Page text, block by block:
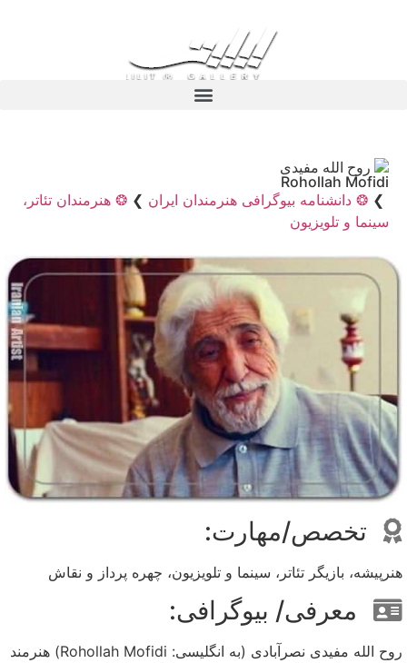
روح الله مفیدی
Rohollah Mofidi
❯ ❂ دانشنامه بیوگرافی هنرمندان ایران ❯ ❂ هنرمندان تئاتر،
سینما و تلویزیون
تخصص/مهارت:
هنرپیشه، بازیگر تئاتر، سینما و تلویزیون، چهره پرداز و نقاش
معرفی/ بیوگرافی:
روح الله مفیدی نصرآبادی (به انگلیسی: Rohollah Mofidi) هنرمند